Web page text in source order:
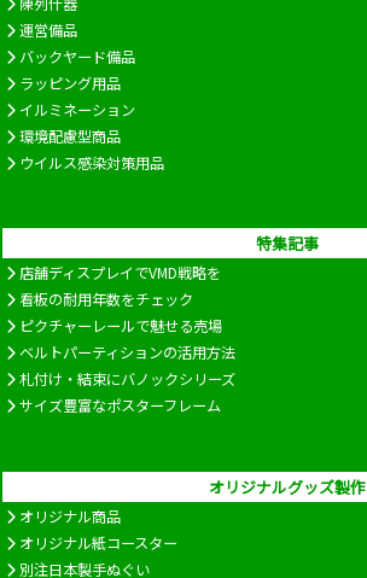
運営備品
バックヤード備品
ラッピング用品
イルミネーション
環境配慮型商品
ウイルス感染対策用品
特集記事
店舗ディスプレイでVMD戦略を
看板の耐用年数をチェック
ピクチャーレールで魅せる売場
ベルトパーティションの活用方法
札付け・結束にバノックシリーズ
サイズ豊富なポスターフレーム
オリジナルグッズ製作
オリジナル商品
オリジナル紙コースター
別注日本製手ぬぐい